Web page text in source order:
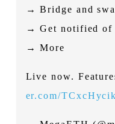
→ Bridge and
→ Get notified of
→ More
Live now.
er.com/